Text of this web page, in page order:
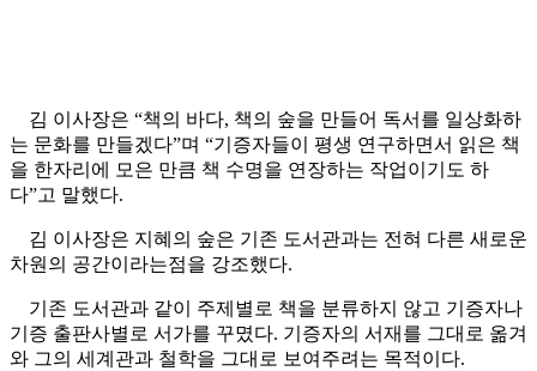
김 이사장은 “책의 바다, 책의 숲을 만들어 독서를 일상화하
는 문화를 만들겠다”며 “기증자들이 평생 연구하면서 읽은 책
을 한자리에 모은 만큼 책 수명을 연장하는 작업이기도 하
다”고 말했다.
김 이사장은 지혜의 숲은 기존 도서관과는 전혀 다른 새로운
차원의 공간이라는점을 강조했다.
기존 도서관과 같이 주제별로 책을 분류하지 않고 기증자나
기증 출판사별로 서가를 꾸몄다. 기증자의 서재를 그대로 옮겨
와 그의 세계관과 철학을 그대로 보여주려는 목적이다.